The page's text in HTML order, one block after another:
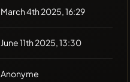
March 4th 2025, 16:29
June 11th 2025, 13:30
Anonyme